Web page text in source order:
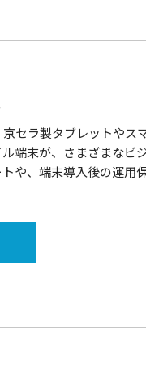
セラ製タブレットやス
端末が、さまざまなビ
や、端末導入後の運用